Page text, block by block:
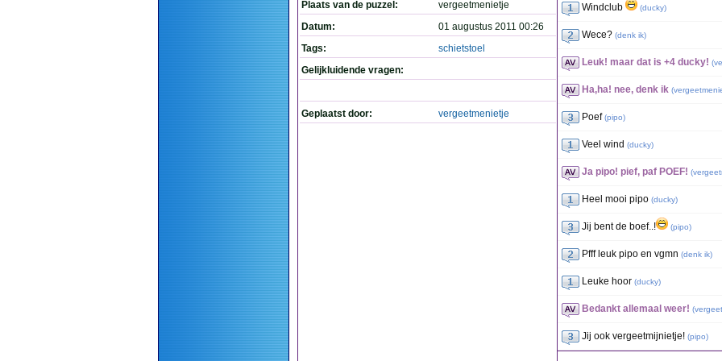
Plaats van de puzzel:
vergeetmenietje
Datum:
01 augustus 2011 00:26
Tags:
schietstoel
Gelijkluidende vragen:
Geplaatst door: vergeetmenietje
Windclub (ducky)
Wece? (denk ik)
Leuk! maar dat is +4 ducky! (
Ha,ha! nee, denk ik (
Poef (pipo)
Veel wind (ducky)
Ja pipo! pief, paf POEF! (
Heel mooi pipo (ducky)
Jij bent de boef..! (pipo)
Pfff leuk pipo en vgmn (denk ik)
Leuke hoor (ducky)
Bedankt allemaal weer! (
Jij ook vergeetmijnietje! (pipo)